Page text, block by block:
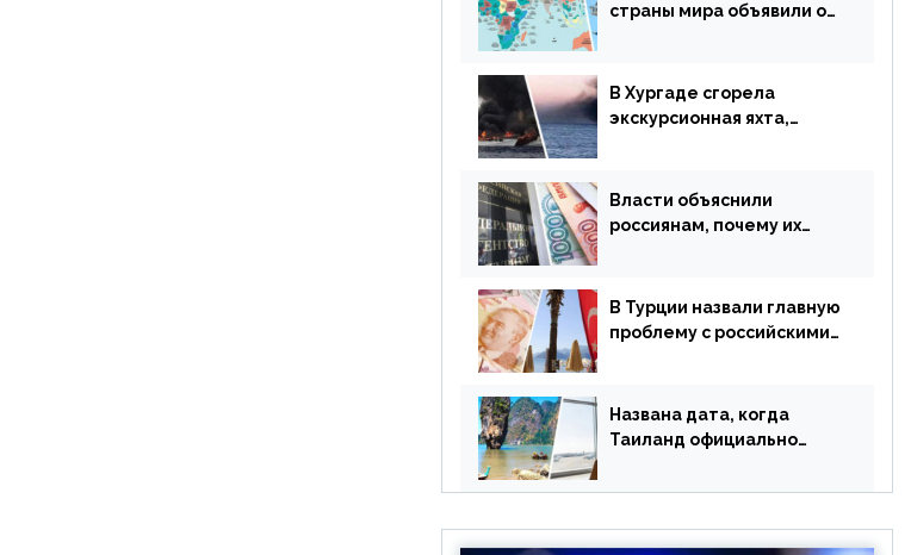
страны мира объявили об
В Хургаде сгорела
экскурсионная яхта,
Власти объяснили
россиянам, почему их
В Турции назвали главную
проблему с российскими
Названа дата, когда
Таиланд официально
ограничения